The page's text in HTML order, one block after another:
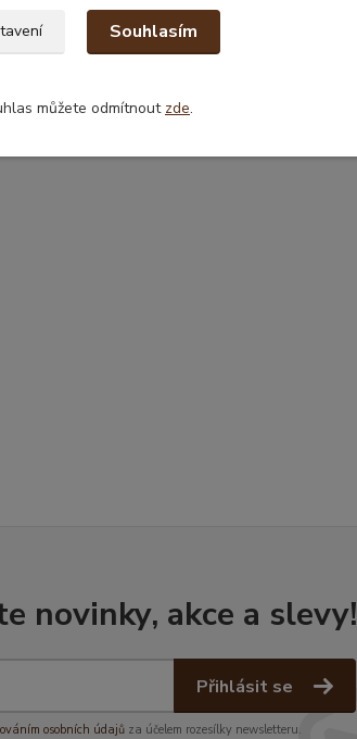
novinky, akce a slevy!
Přihlásit se
osobních údajůza účelem rozesílky newsletteru.
Souhlasím
můžete odmítnout zde.